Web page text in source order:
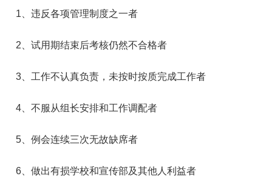
1、违反各项管理制度之一者
2、试用期结束后考核仍然不合格者
3、工作不认真负责，未按时按质完成工作者
4、不服从组长安排和工作调配者
5、例会连续三次无故缺席者
6、做出有损学校和宣传部及其他人利益者